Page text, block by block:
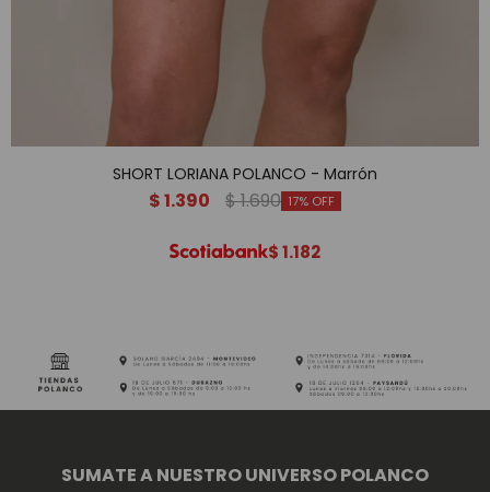
SHORT LORIANA POLANCO - Marrón
$1.390 $1.690 17
$1.182
SUMATE A NUESTRO UNIVERSO POLANCO